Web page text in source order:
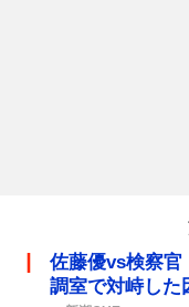
佐藤優vs検察
調室で対峙した